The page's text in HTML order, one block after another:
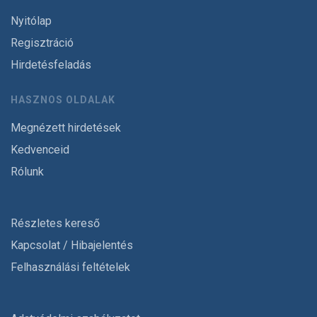
Nyitólap
Regisztráció
Hirdetésfeladás
HASZNOS OLDALAK
Megnézett hirdetések
Kedvenceid
Rólunk
Részletes kereső
Kapcsolat / Hibajelentés
Felhasználási feltételek